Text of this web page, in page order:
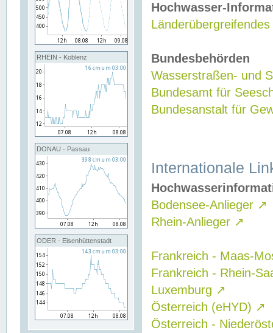
RHEIN - Koblenz
DONAU - Passau
ODER - Eisenhüttenstadt
Hochwasser-
Bundesbehörden
Wasserstraßen- und
Bundesamt für
Bundesanstalt für
Internationale
Bodensee-Anlieger ↗
Rhein-Anlieger ↗
Frankreich - Maas-
Frankreich - Rhein-
Luxemburg ↗
Österreich (eHYD) ↗
Österreich -